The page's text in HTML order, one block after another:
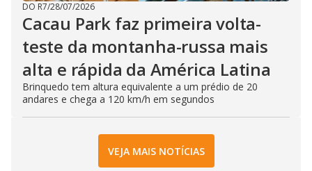
DO R7/28/07/2026
Cacau Park faz primeira volta-
teste da montanha-russa mais
alta e rápida da América Latina
Brinquedo tem altura equivalente a um prédio de 20
andares e chega a 120 km/h em segundos
VEJA MAIS NOTÍCIAS